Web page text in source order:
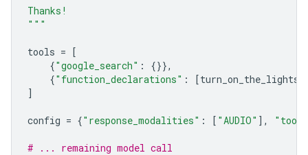
Thanks!
"""
tools = [
{"google_search" :
{}},
{"function_declarations" : [turn_on_the_lights
]
config = {"response_modalities" : [ "AUDIO" ],
# ... remaining model call